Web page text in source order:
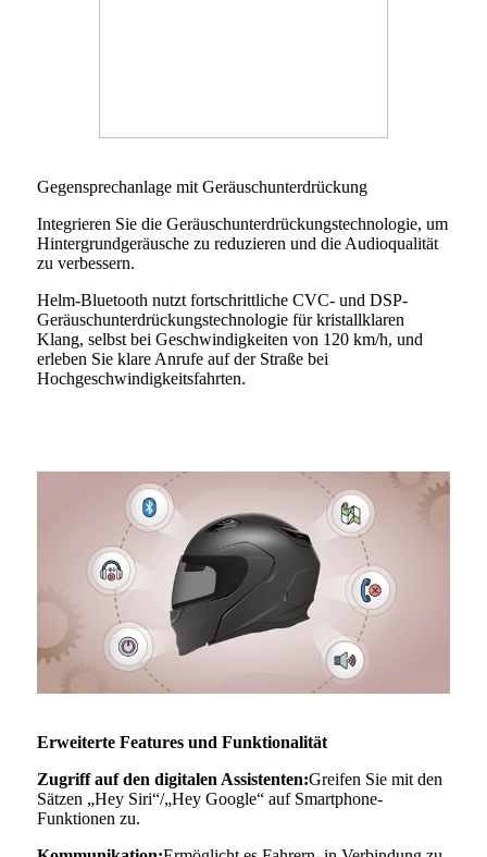
Gegensprechanlage mit Geräuschunterdrückung
Integrieren Sie die Geräuschunterdrückungstechnologie, um
Hintergrundgeräusche zu reduzieren und die Audioqualität
zu verbessern.
Helm-Bluetooth nutzt fortschrittliche CVC- und DSP-
Geräuschunterdrückungstechnologie für kristallklaren
Klang, selbst bei Geschwindigkeiten von 120 km/h, und
erleben Sie klare Anrufe auf der Straße bei
Hochgeschwindigkeitsfahrten.
Erweiterte Features und Funktionalität
Zugriff auf den digitalen Assistenten:Greifen Sie mit den
Sätzen „Hey Siri“/„Hey Google“ auf Smartphone-
Funktionen zu.